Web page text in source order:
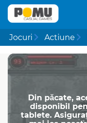
Jocuri Actiune
Din păcate,
disponibil
tablete.